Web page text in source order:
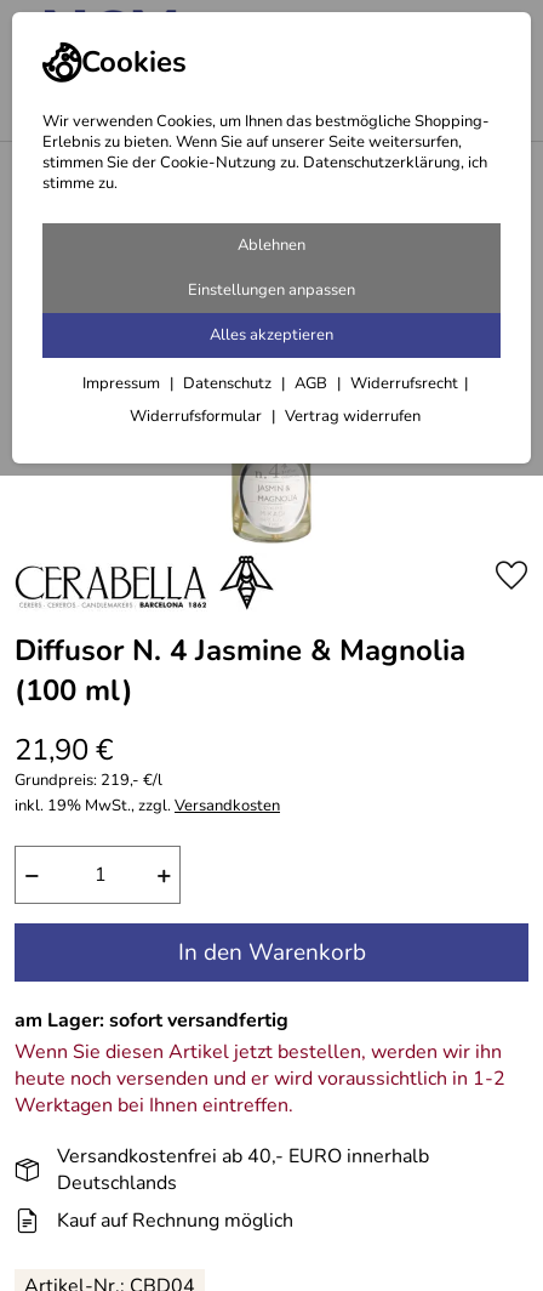
Cookies
Wir verwenden Cookies, um Ihnen das bestmögliche Shopping-
Erlebnis zu bieten. Wenn Sie auf unserer Seite weitersurfen,
stimmen Sie der Cookie-Nutzung zu. Datenschutzerklärung, ich
stimme zu.
Ablehnen
Einstellungen anpassen
Alles akzeptieren
Impressum Datenschutz AGB
Widerrufsrecht
Widerrufsformular
Vertrag widerrufen
Diffusor & Duftstäbchen
Diffusor N. 4 Jasmine & Magnolia
(100 ml)
21,90 €
Grundpreis: 219,- €/l
inkl. 19% MwSt., zzgl.Versandkosten
− +
In den Warenkorb
am Lager: sofort versandfertig
Wenn Sie diesen Artikel jetzt bestellen, werden wir ihn
heute noch versenden und er wird voraussichtlich in 1-2
Werktagen bei Ihnen eintreffen.
Versandkostenfrei ab 40,- EURO innerhalb
Deutschlands
Kauf auf Rechnung möglich